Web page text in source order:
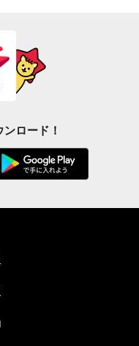
ロード！